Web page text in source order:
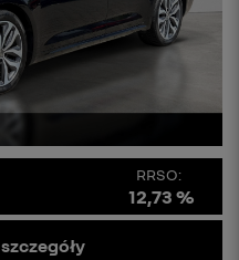
RRSO:
12,73 %
szczegóły